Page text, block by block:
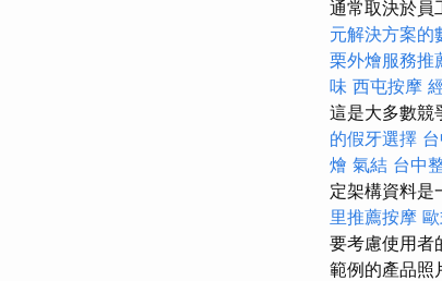
通常取決於
元解決方案的
栗外燴服務推
味 西屯按摩
這是大多數競
的假牙選擇
燴 氣結 台中
定架構資料是
里推薦按摩
要考慮使用者
範例的產品照